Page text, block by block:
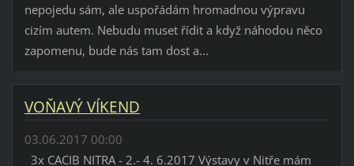
nepojedu sám, ale uspořádám hromadnou výpravu
cizím autem. Nebudu muset řídit a když náhodou něco
zapomenu, bude nás tam dost a...
VOŇAVÝ VÍKEND
03.06.2017 00:00
3x CACIB NITRA - 2.- 4. 6.2017 Výstavy v Nitře mám